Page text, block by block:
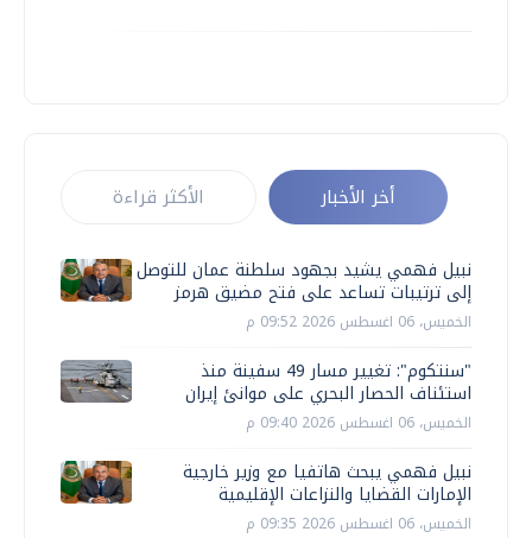
أخر الأخبار الأكثر قراءة
نبيل فهمي يشيد بجهود سلطنة عمان للتوصل
إلى ترتيبات تساعد على فتح مضيق هرمز
الخميس، 06 اغسطس 2026 09:52 م
"سنتكوم": تغيير مسار 49 سفينة منذ
استئناف الحصار البحري على موانئ إيران
الخميس، 06 اغسطس 2026 09:40 م
نبيل فهمي يبحث هاتفيا مع وزير خارجية
الإمارات القضايا والنزاعات الإقليمية
الخميس، 06 اغسطس 2026 09:35 م